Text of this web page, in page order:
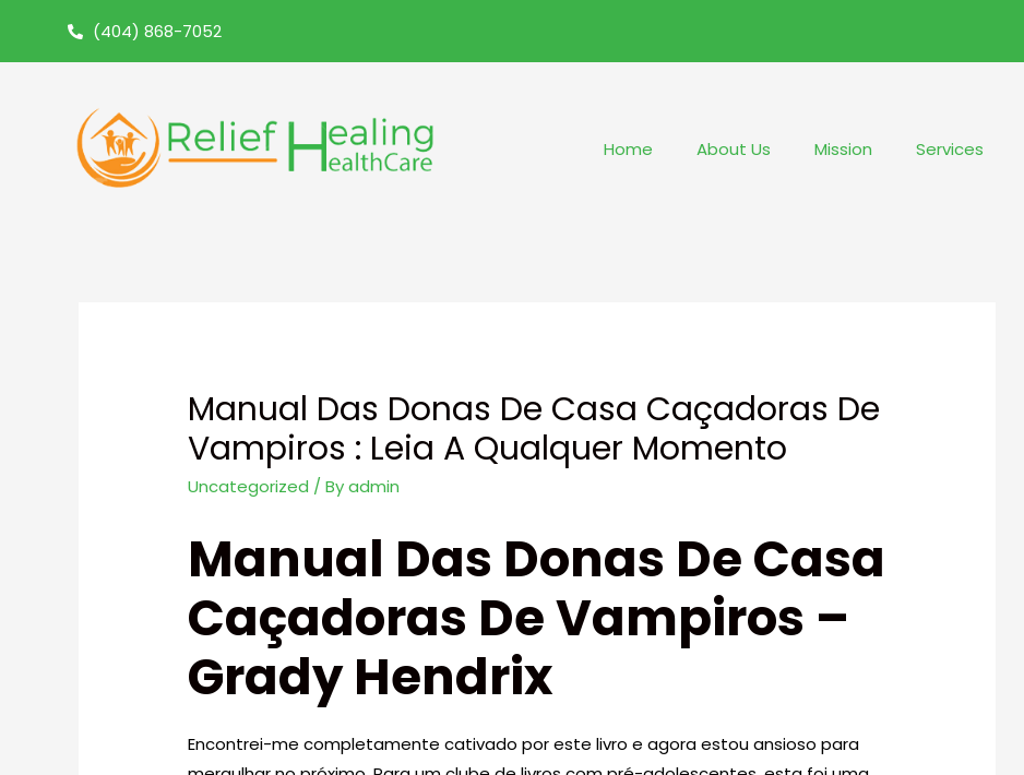
(404) 868-7052
Home About Us Mission Services
Manual Das Donas De Casa Caçadoras De
Vampiros : Leia A Qualquer Momento
Uncategorized / Byadmin
Manual Das Donas De Casa
Caçadoras De Vampiros –
Grady Hendrix
Encontrei-me completamente cativado por este livro e agora estou ansioso para